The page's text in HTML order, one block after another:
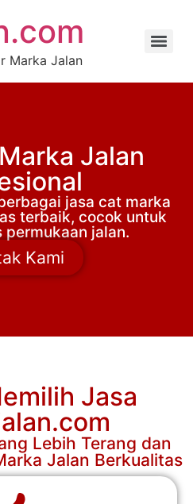
Marka Jalan
Jalan
jasa cat marka
terbaik, cocok untuk
permukaan jalan.
Kami
Jasa
Lebih Terang dan
Jalan Berkualitas